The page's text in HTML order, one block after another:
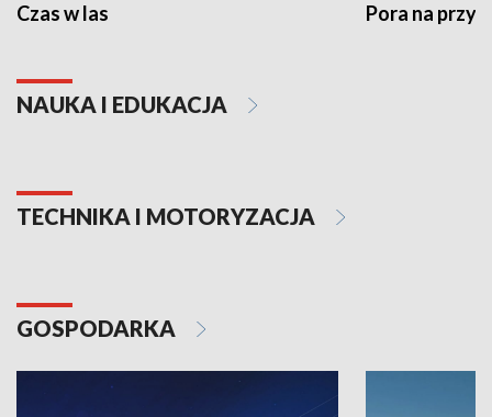
Czas w las Pora na
NAUKA I EDUKACJA
TECHNIKA I MOTORYZACJA
GOSPODARKA